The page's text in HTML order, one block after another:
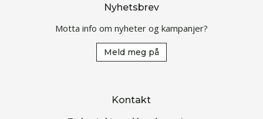
Nyhetsbrev
Motta info om nyheter og kampanjer?
Meld meg på
Kontakt